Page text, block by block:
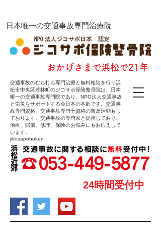
交通事故のむち打ち専門治療と無料相談を行う浜
松市中央区若林町のジコサポ保険整骨院は、日本
唯一の交通事故専門院であり、NPO法人交通事故
と労災をサポートする会日本の本部です。交通事
故専門資格、交通事故専門士資格の普及活動もし
ております。交通事故の専門家と提携しており、
治療、賠償、修理、保険のお悩みにもお応えして
います。
jikosapohoken
​日本唯一の交通事故専門治療院
​おかげさまで浜松で21年
24時間受付中